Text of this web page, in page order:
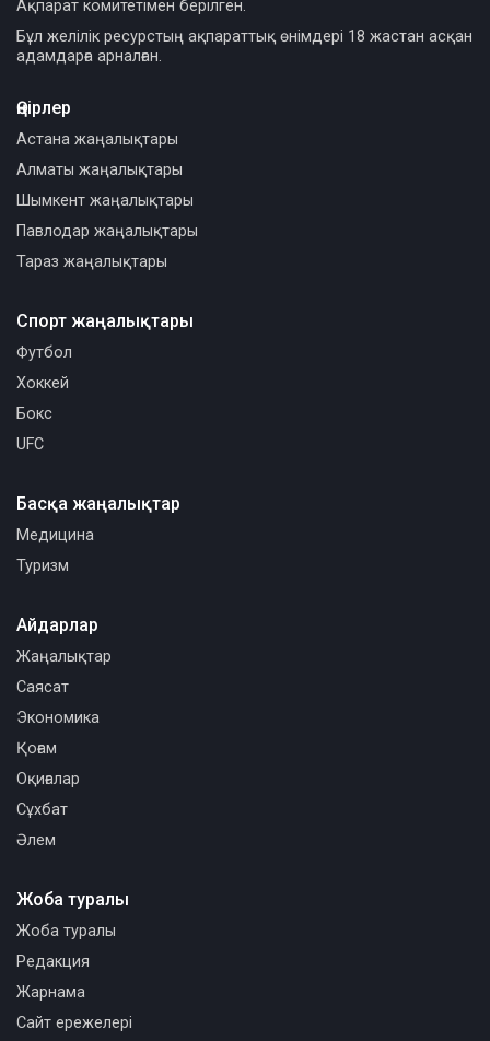
Ақпарат комитетімен берілген.
Бұл желілік ресурстың ақпараттық өнімдері 18 жастан асқан
адамдарға арналған.
Өңірлер
Астана жаңалықтары
Алматы жаңалықтары
Шымкент жаңалықтары
Павлодар жаңалықтары
Тараз жаңалықтары
Спорт жаңалықтары
Футбол
Хоккей
Бокс
UFC
Басқа жаңалықтар
Медицина
Туризм
Айдарлар
Жаңалықтар
Саясат
Экономика
Қоғам
Оқиғалар
Сұхбат
Әлем
Жоба туралы
Жоба туралы
Редакция
Жарнама
Сайт ережелері